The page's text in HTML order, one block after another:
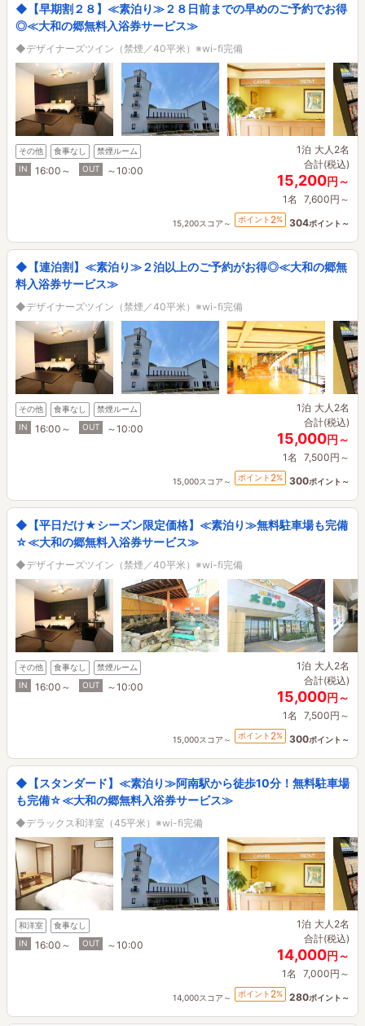
◆【早期割２８】≪素泊り≫２８日前までの早めのご予約でお得
◎≪大和の郷無料入浴券サービス≫
◆デザイナーズツイン（禁煙／40平米）※wi-fi完備
その他 食事なし
禁煙ルーム
IN
16:00～ OUT ～10:00
1泊 大人2名
合計(税込)
15,200円～
1名 7,600円～
15,200スコア～ ポイント 2% 304ポイント～
◆【連泊割】≪素泊り≫２泊以上のご予約がお得◎≪大和の郷無
料入浴券サービス≫
◆デザイナーズツイン（禁煙／40平米）※wi-fi完備
その他 食事なし
禁煙ルーム
IN
16:00～ OUT ～10:00
1泊 大人2名
合計(税込)
15,000円～
1名 7,500円～
15,000スコア～ ポイント 2% 300ポイント～
◆【平日だけ★シーズン限定価格】≪素泊り≫無料駐車場も完備
☆≪大和の郷無料入浴券サービス≫
◆デザイナーズツイン（禁煙／40平米）※wi-fi完備
その他 食事なし
禁煙ルーム
IN
16:00～ OUT ～10:00
1泊 大人2名
合計(税込)
15,000円～
1名 7,500円～
15,000スコア～ ポイント 2% 300ポイント～
◆【スタンダード】≪素泊り≫阿南駅から徒歩10分！無料駐車場
も完備☆≪大和の郷無料入浴券サービス≫
◆デラックス和洋室（45平米）※wi-fi完備
和洋室
食事なし
IN
16:00～ OUT ～10:00
1泊 大人2名
合計(税込)
14,000円～
1名 7,000円～
14,000スコア～ ポイント 2% 280ポイント～